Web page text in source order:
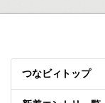
つなビィトップ